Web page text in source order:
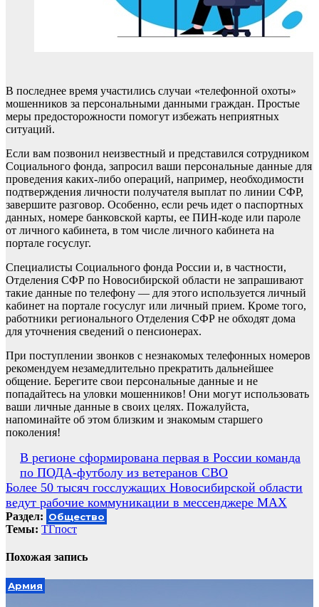
В последнее время участились случаи «телефонной охоты»
мошенников за персональными данными граждан. Простые
меры предосторожности помогут избежать неприятных
ситуаций.
Если вам позвонил неизвестный и представился сотрудником
Социального фонда, запросил ваши персональные данные для
проведения каких-либо операций, например, необходимости
подтверждения личности получателя выплат по линии СФР,
завершите разговор. Особенно, если речь идет о паспортных
данных, номере банковской карты, ее ПИН-коде или пароле
от личного кабинета, в том числе личного кабинета на
портале госуслуг.
Специалисты Социального фонда России и, в частности,
Отделения СФР по Новосибирской области не запрашивают
такие данные по телефону — для этого используется личный
кабинет на портале госуслуг или личный прием. Кроме того,
работники регионального Отделения СФР не обходят дома
для уточнения сведений о пенсионерах.
При поступлении звонков с незнакомых телефонных номеров
рекомендуем незамедлительно прекратить дальнейшее
общение. Берегите свои персональные данные и не
попадайтесь на уловки мошенников! Они могут использовать
ваши личные данные в своих целях. Пожалуйста,
напоминайте об этом близким и знакомым старшего
поколения!
Навигация
по
записям
В регионе сформирована первая в России команда
по ПОДА-футболу из ветеранов СВО
Более 50 тысяч госслужащих Новосибирской области
ведут рабочие коммуникации в мессенджере MAX
Раздел: Общество
Темы: ТГпост
Похожая запись
Армия